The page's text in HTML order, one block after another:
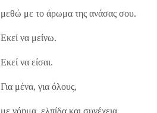
μεθώ με το άρωμα της ανάσας σου.
Εκεί να μείνω.
Εκεί να είσαι.
Για μένα, για όλους,
με νόημα, ελπίδα και συνέχεια.